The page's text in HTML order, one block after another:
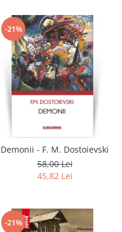
-21%
Demonii - F. M. Dostoievski
58,00 Lei
45,82 Lei
-21%